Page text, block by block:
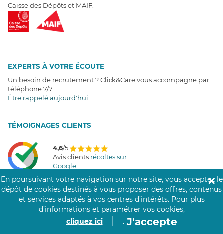
Caisse des Dépôts et MAIF.
EXPERTS À VOTRE ÉCOUTE
Un besoin de recrutement ? Click&Care vous accompagne par
téléphone 7/7
Être rappelé aujourd'hui
TÉMOIGNAGES CLIENTS
4,6/5
Avis clients récoltés sur
Google
COMMUNAUTÉ CLICK&CARE
En poursuivant votre navigation sur notre site, vous acceptez le
dépôt de cookies destinés à vous proposer des offres, contenus
et services adaptés à vos centres d’intérêts. Pour plus
d’informations et paramétrer vos cookies,
cliquez ici
. J'accepte
✕